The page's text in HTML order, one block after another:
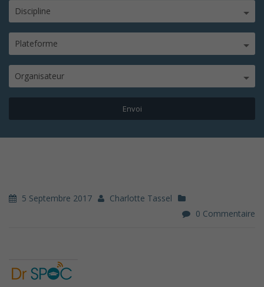
Discipline
Plateforme
Organisateur
5 Septembre 2017
Charlotte Tassel
0 Commentaire